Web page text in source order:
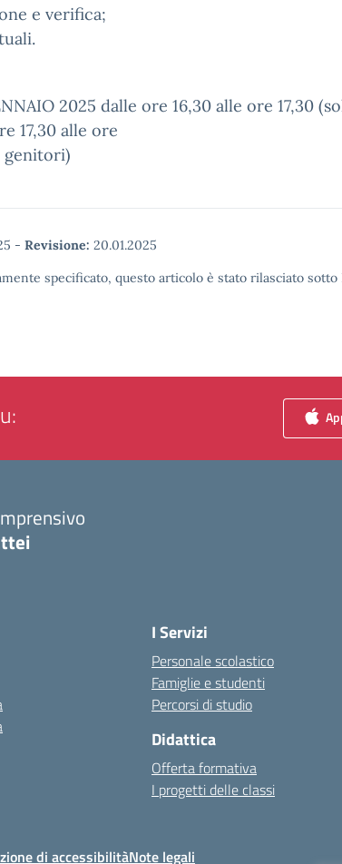
e verifica;
2025 dalle ore 16,30 alle ore 17,30
17,30 alle ore
genitori)
- Revisione: 20.01.2025
specificato, questo articolo è stato rilasciato
I Servizi
Personale scolastico
Famiglie e studenti
Percorsi di studio
Didattica
Offerta formativa
I progetti delle classi
di accessibilitàNote legali